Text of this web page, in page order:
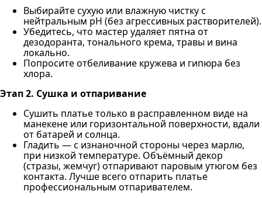
Выбирайте сухую или влажную чистку с
нейтральным pH (без агрессивных растворителей).
Убедитесь, что мастер удаляет пятна от
дезодоранта, тонального крема, травы и вина
локально.
Попросите отбеливание кружева и гипюра без
хлора.
Этап 2. Сушка и отпаривание
Сушить платье только в расправленном виде на
манекене или горизонтальной поверхности, вдали
от батарей и солнца.
Гладить — с изнаночной стороны через марлю,
при низкой температуре. Объёмный декор
(стразы, жемчуг) отпаривают паровым утюгом без
контакта. Лучше всего отпарить платье
профессиональным отпаривателем.